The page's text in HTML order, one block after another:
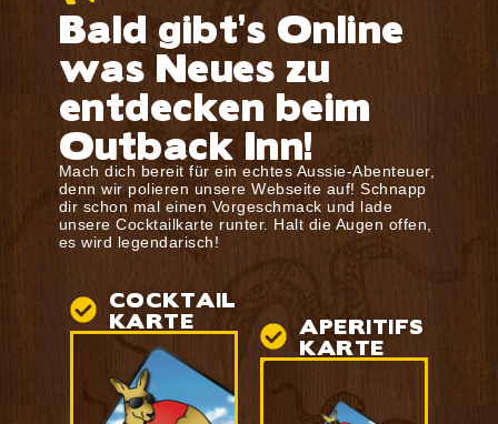
Bald gibt’s Online
was Neues zu
entdecken beim
Outback Inn!
Mach dich bereit für ein echtes Aussie-Abenteuer,
denn wir polieren unsere Webseite auf! Schnapp
dir schon mal einen Vorgeschmack und lade
unsere Cocktailkarte runter. Halt die Augen offen,
es wird legendarisch!
COCKTAIL
KARTE
APERITIFS
KARTE